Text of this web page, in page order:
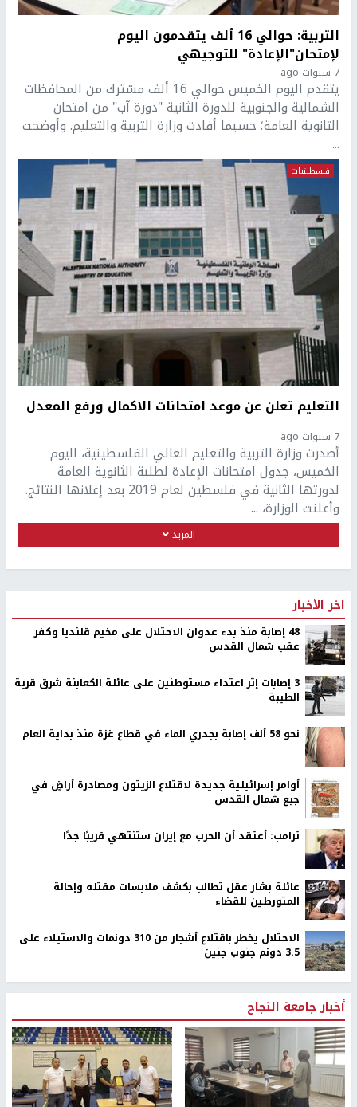
التربية: حوالي 16 ألف يتقدمون اليوم
لإمتحان"الإعادة" للتوجيهي
7 سنوات ago
يتقدم اليوم الخميس حوالي 16 ألف مشترك من المحافظات
الشمالية والجنوبية للدورة الثانية "دورة آب" من امتحان
الثانوية العامة؛ حسبما أفادت وزارة التربية والتعليم. وأوضحت
...
فلسطينيات
التعليم تعلن عن موعد امتحانات الاكمال ورفع المعدل
7 سنوات ago
أصدرت وزارة التربية والتعليم العالي الفلسطينية، اليوم
الخميس، جدول امتحانات الإعادة لطلبة الثانوية العامة
لدورتها الثانية في فلسطين لعام 2019 بعد إعلانها النتائج.
وأعلنت الوزارة، ...
المزيد
اخر الأخبار
48 إصابة منذ بدء عدوان الاحتلال على مخيم قلنديا وكفر
عقب شمال القدس
‏3 إصابات إثر اعتداء مستوطنين على عائلة الكعابنة شرق قرية
الطيبة
نحو 58 ألف إصابة بجدري الماء في قطاع غزة منذ بداية العام
أوامر إسرائيلية جديدة لاقتلاع الزيتون ومصادرة أراضٍ في
جبع شمال القدس
ترامب: أعتقد أن الحرب مع إيران ستنتهي قريبًا جدًا
عائلة بشار عقل تطالب بكشف ملابسات مقتله وإحالة
المتورطين للقضاء
الاحتلال يخطر باقتلاع أشجار من 310 دونمات والاستيلاء على
3.5 دونم جنوب جنين
أخبار جامعة النجاح